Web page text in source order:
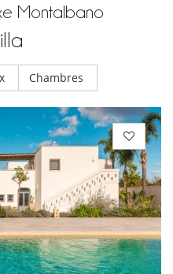
Montalbano
Chambres